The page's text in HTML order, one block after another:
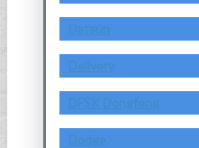
Datsun
Delivery
DFSK Dongfeng
Dodge